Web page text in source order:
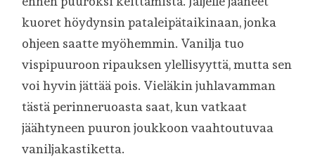
kuoret höydynsin pataleipätaikinaan, jonka
ohjeen saatte myöhemmin. Vanilja tuo
vispipuuroon ripauksen ylellisyyttä, mutta sen
voi hyvin jättää pois. Vieläkin juhlavamman
tästä perinneruoasta saat, kun vatkaat
jäähtyneen puuron joukkoon vaahtoutuvaa
vaniljakastiketta.